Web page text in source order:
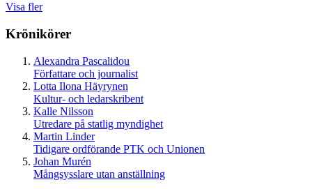
Visa fler
Krönikörer
Alexandra Pascalidou
Författare och journalist
Lotta Ilona Häyrynen
Kultur- och ledarskribent
Kalle Nilsson
Utredare på statlig myndighet
Martin Linder
Tidigare ordförande PTK och Unionen
Johan Murén
Mångsysslare utan anställning